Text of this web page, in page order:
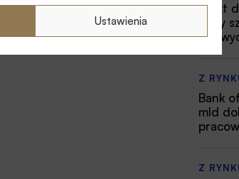
Ustawienia
Efekt
firmy
tną
Z
Bank
mld
Z